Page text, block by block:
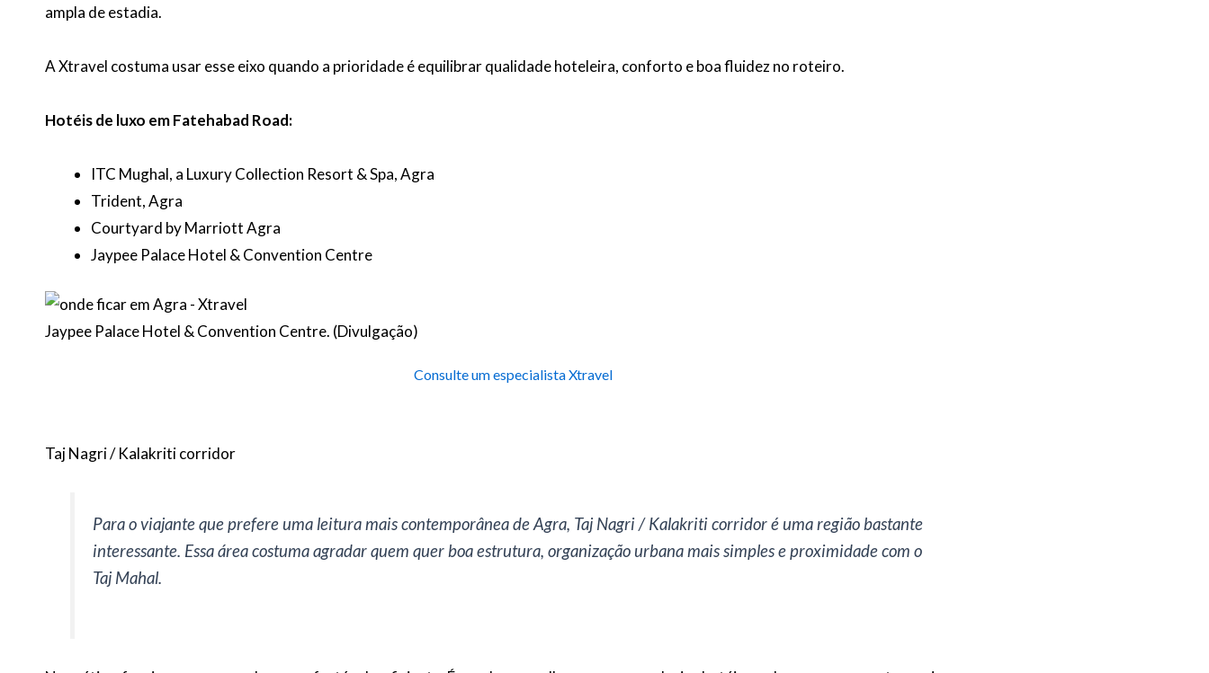
ampla de estadia.
A Xtravel costuma usar esse eixo quando a prioridade é equilibrar qualidade hoteleira, conforto e boa fluidez no roteiro.
Hotéis de luxo em Fatehabad Road:
ITC Mughal, a Luxury Collection Resort & Spa, Agra
Trident, Agra
Courtyard by Marriott Agra
Jaypee Palace Hotel & Convention Centre
Jaypee Palace Hotel & Convention Centre. (Divulgação)
Consulte um especialista Xtravel
Taj Nagri / Kalakriti corridor
Para o viajante que prefere uma leitura mais contemporânea de Agra, Taj Nagri / Kalakriti corridor é uma região bastante
interessante. Essa área costuma agradar quem quer boa estrutura, organização urbana mais simples e proximidade com o
Taj Mahal.